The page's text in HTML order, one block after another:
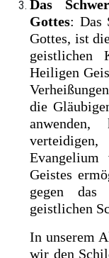
Das
Gottes: Das
Gottes, ist
geistlichen
Heiligen
die
Evangelium
Geistes
gegen das
geistlichen
In unserem
wir den